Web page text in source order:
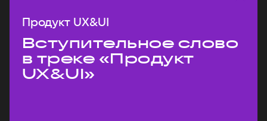
Продукт UX&UI
Вступительное слово
в треке «Продукт
UX&UI»